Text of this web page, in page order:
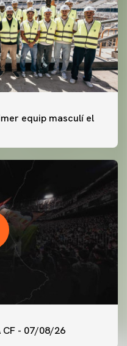
equip masculí el
CF - 07/08/26
CF 7/8/2026